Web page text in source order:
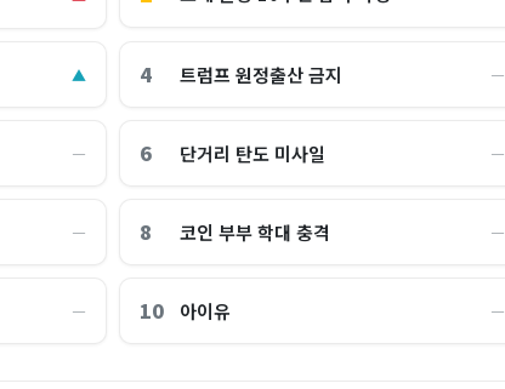
▲ 4 트럼프 원정출산 금지 ―
― 6 단거리 탄도 미사일 ―
― 8 코인 부부 학대 충격 ―
― 10 아이유 ―